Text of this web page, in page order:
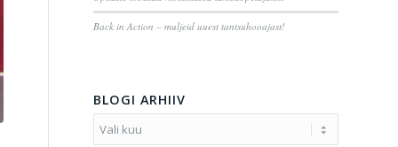
Back in Action – muljeid uuest tantsuhooajast!
BLOGI ARHIIV